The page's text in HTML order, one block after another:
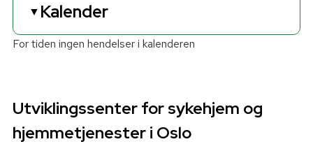
Utviklingssenter for sykehjem og
hjemmetjenester i Oslo
USHT Oslo Handlingsplan 2025.pdf
Følg oss på LinkedIn
Følg oss på Facebook
▼ Kalender
For tiden ingen hendelser i kalenderen